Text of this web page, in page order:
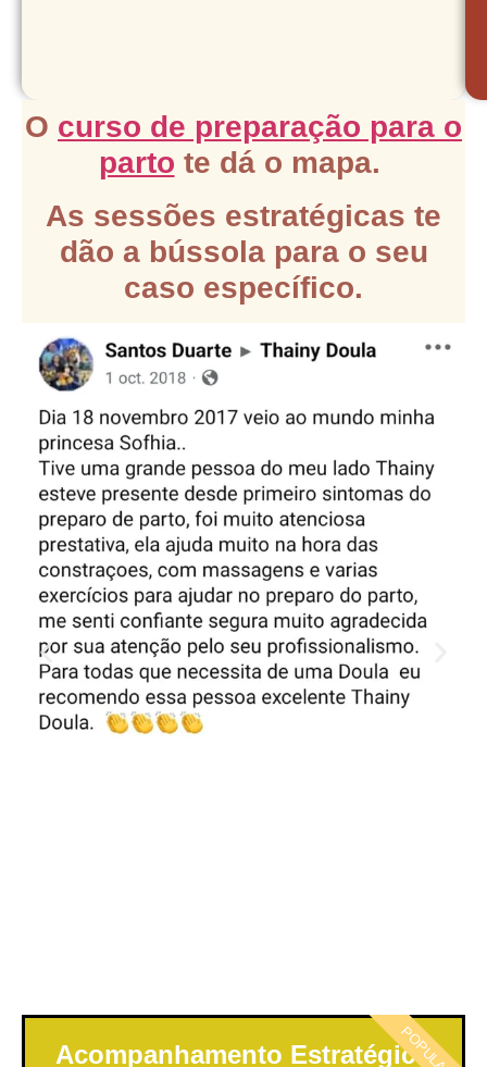
O curso de preparação para o
parto te dá o mapa.
As sessões estratégicas te
dão a bússola para o seu
caso específico.
Acompanhamento Estratégico
POPULAR